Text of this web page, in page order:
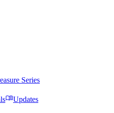
Series
menu_bookUpdates